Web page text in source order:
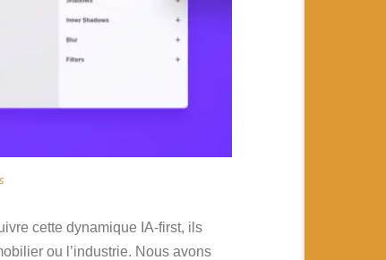
cette dynamique IA-first, ils
ou l’industrie. Nous avons